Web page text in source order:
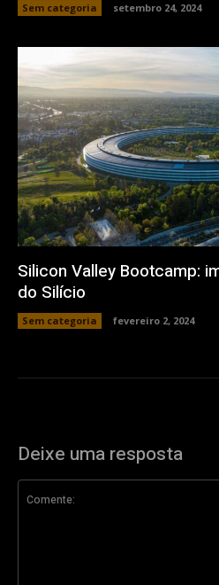
Sem categoria setembro 24, 2024
Silicon Valley Bootcamp:
do Silício
Sem categoria fevereiro 2, 2024
Deixe uma resposta